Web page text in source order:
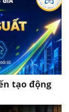
tạo động